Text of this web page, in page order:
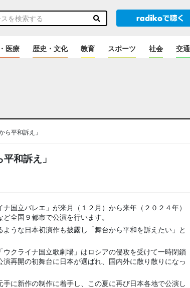
医療 歴史・文化 教育 スポーツ 社会 交通
ら平和訴え」
和訴え」
国立バレエ」が来月（１２月）から来年（２０２４年）
全国９都市で公演を行います。
うな日本初演作も披露し「舞台から平和を訴えたい」と
クライナ国立歌劇場」はロシアの侵攻を受けて一時閉鎖
再開の初舞台に日本が選ばれ、国内外に散り散りになっ
に新作の制作に着手し、この夏に再び日本各地で公演し